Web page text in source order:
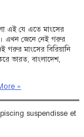
এই যে এতে মাংসের
এখন জেনে নেই গরুর
গরুর মাংসের বিরিয়ানি
ভারত, বাংলাদেশ,
»
suspendisse et